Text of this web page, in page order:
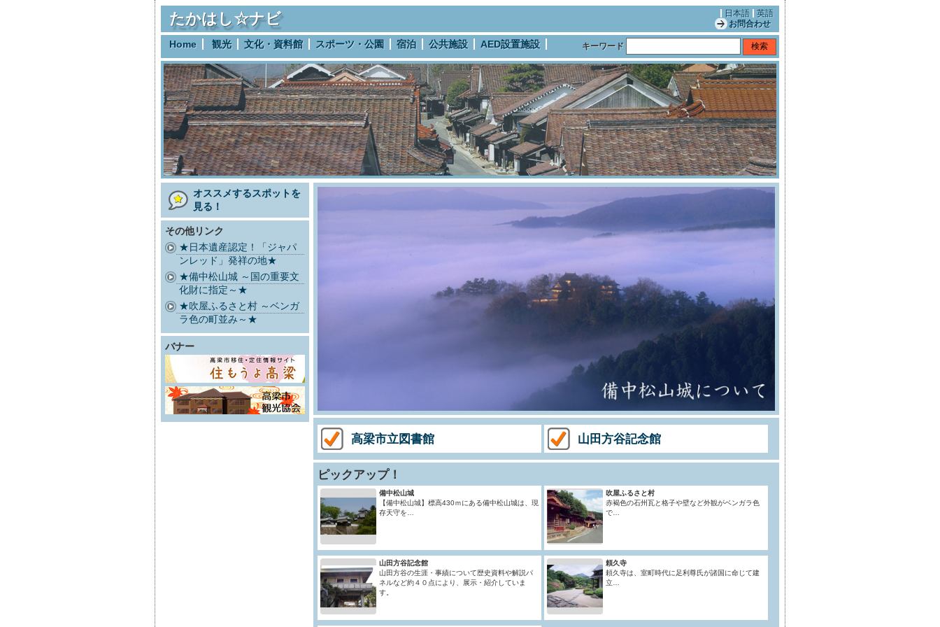
たかはし☆ナビ 日本語
英語
お問合わせ
Home 観光 文化・資料館 スポーツ・公園 宿泊 公共施設 AED設置施設 キーワード
オススメするスポットを
見る！
その他リンク
★日本遺産認定！「ジャパ
ンレッド」発祥の地★
★備中松山城 ～国の重要文
化財に指定～★
★吹屋ふるさと村 ～ベンガ
ラ色の町並み～★
バナー
高梁市立図書館 山田方谷記念館
ピックアップ！
備中松山城
【備中松山城】標高430ｍにある備中松山城は、現
存天守を…
吹屋ふるさと村
赤褐色の石州瓦と格子や壁など外観がベンガラ色
で…
山田方谷記念館
山田方谷の生涯・事績について歴史資料や解説パ
ネルなど約４０点により、展示・紹介していま
す。
頼久寺
頼久寺は、室町時代に足利尊氏が諸国に命じて建
立…